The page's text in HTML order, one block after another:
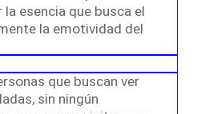
esencia que busca el
la emotividad del
que buscan ver
sin ningún